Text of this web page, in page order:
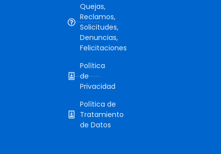
Quejas,
Reclamos,
Solicitudes,
Denuncias,
Felicitaciones
Política
de
Privacidad
Política de
Tratamiento
de Datos